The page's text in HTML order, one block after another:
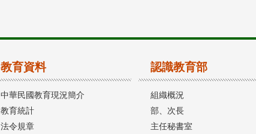
教育資料
中華民國教育現況簡介
教育統計
法令規章
認識教育部
組織概況
部、次長
主任秘書室